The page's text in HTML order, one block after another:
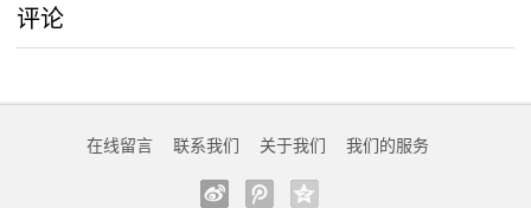
评论
在线留言 联系我们 关于我们 我们的服务